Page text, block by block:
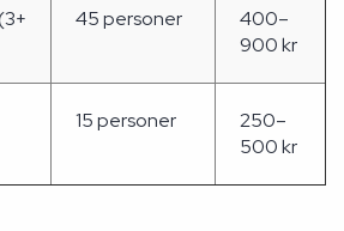
45 personer
400–
900 kr
15 personer
250–
500 kr